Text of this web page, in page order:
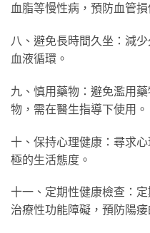
血脂等慢性病，預防血管損
八、避免長時間久坐：減
血液循環。
九、慎用藥物：避免濫用
物，需在醫生指導下使用。
十、保持心理健康：尋求
極的生活態度。
十一、定期性健康檢查：
治療性功能障礙，預防陽痿